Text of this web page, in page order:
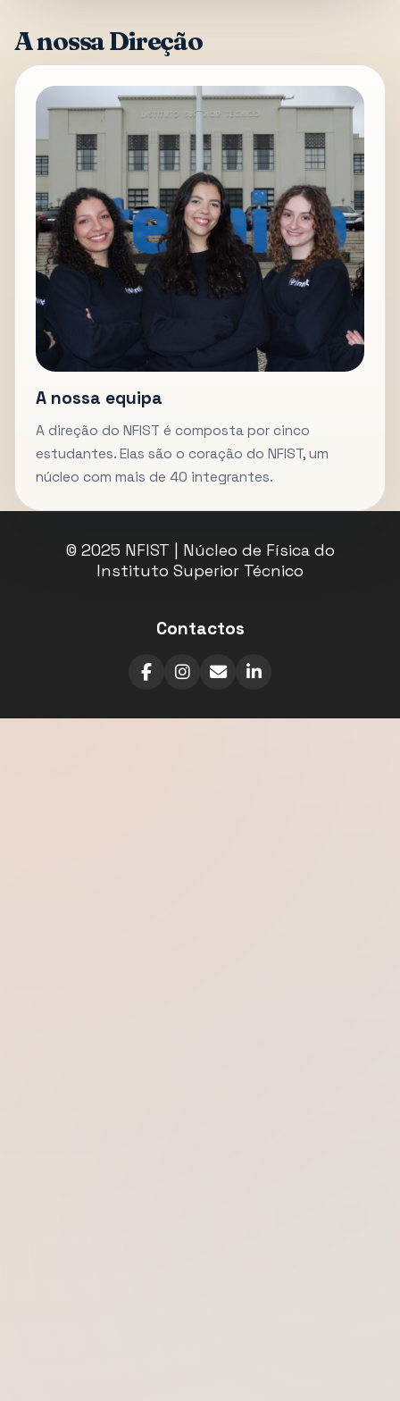
A nossa Direção
A nossa equipa
A direção do NFIST é composta por cinco
estudantes. Elas são o coração do NFIST, um
núcleo com mais de 40 integrantes.
© 2025 NFIST | Núcleo de Física do
Instituto Superior Técnico
Contactos